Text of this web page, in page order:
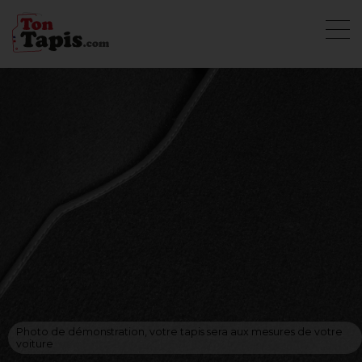
Photo de démonstration, votre tapis sera aux mesures de votre
voiture